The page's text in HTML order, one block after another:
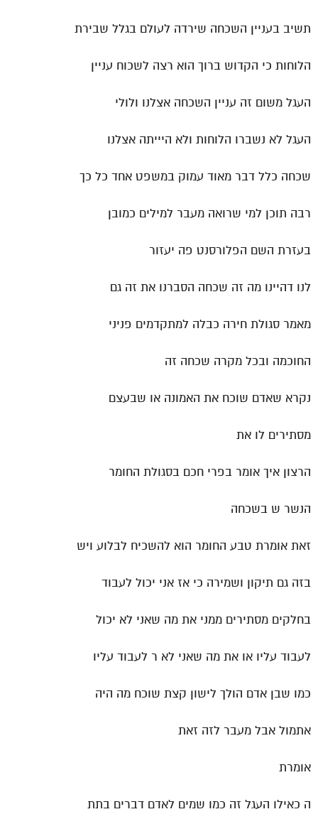
תשיב בעניין השכחה שירדה לעולם בגלל שבירת
הלוחות כי הקדוש ברוך הוא רצה לשכוח עניין
העגל משום זה עניין השכחה אצלנו ולולי
העגל לא נשברו הלוחות ולא היייתה אצלנו
שכחה כלל דבר מאוד עמוק במשפט אחד כל כך
רבה תוכן למי שרואה מעבר למילים כמובן
בעזרת השם הפלורסנט פה יעזור
לנו דהיינו מה זה שכחה הסברנו את זה גם
מאמר סגולת חירה כבלה למתקדמים פניני
החוכמה ובכל מקרה שכחה זה
נקרא שאדם שוכח את האמונה או שבעצם
מסתירים לו את
הרצון איך אומר בפרי חכם בסגולת החומר
הנשר ש בשכחה
זאת אומרת טבע החומר הוא להשכיח לבלוע ויש
בזה גם תיקון ושמירה כי אז אני יכול לעבוד
בחלקים מסתירים ממני את מה שאני לא יכול
לעבוד עליו או את מה שאני לא ר לעבוד עליו
כמו שבן אדם הולך לישון קצת שוכח מה היה
אתמול אבל מעבר לזה זאת
אומרת
ה כאילו העגל זה כמו שמים לאדם דברים בתת